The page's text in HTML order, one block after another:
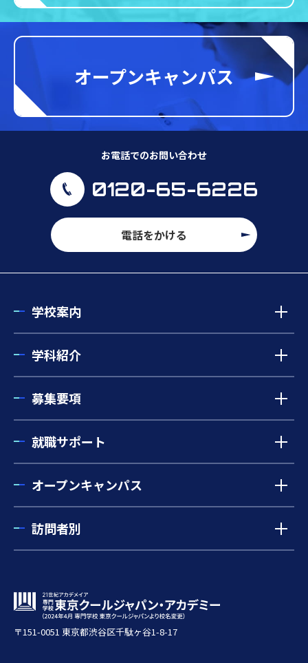
オープンキャンパス
お電話でのお問い合わせ
0120-65-6226
電話をかける
学校案内
学科紹介
募集要項
就職サポート
オープンキャンパス
訪問者別
〒151-0051 東京都渋谷区千駄ヶ谷1-8-17